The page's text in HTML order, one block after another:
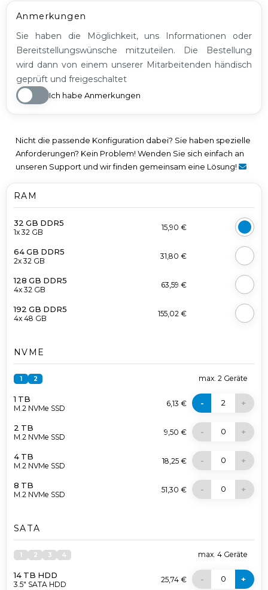
Anmerkungen
Sie haben die Möglichkeit, uns Informationen oder
Bereitstellungswünsche mitzuteilen. Die Bestellung
wird dann von einem unserer Mitarbeitenden händisch
geprüft und freigeschaltet
Ich habe Anmerkungen
Nicht die passende Konfiguration dabei? Sie haben spezielle
Anforderungen? Kein Problem! Wenden Sie sich einfach an
unseren Support und wir finden gemeinsam eine Lösung!
RAM
32 GB DDR5
1x 32 GB
15,90 €
64 GB DDR5
2x 32 GB
31,80 €
128 GB DDR5
4x 32 GB
63,59 €
192 GB DDR5
4x 48 GB
155,02 €
NVME
1 2 max. 2 Geräte
1 TB
M.2 NVMe SSD
6,13 € - 2 +
2 TB
M.2 NVMe SSD
9,50 € - 0 +
4 TB
M.2 NVMe SSD
18,25 € - 0 +
8 TB
M.2 NVMe SSD
51,30 € - 0 +
SATA
1 2 3 4 max. 4 Geräte
14 TB HDD
3.5" SATA HDD
25,74 € - 0 +